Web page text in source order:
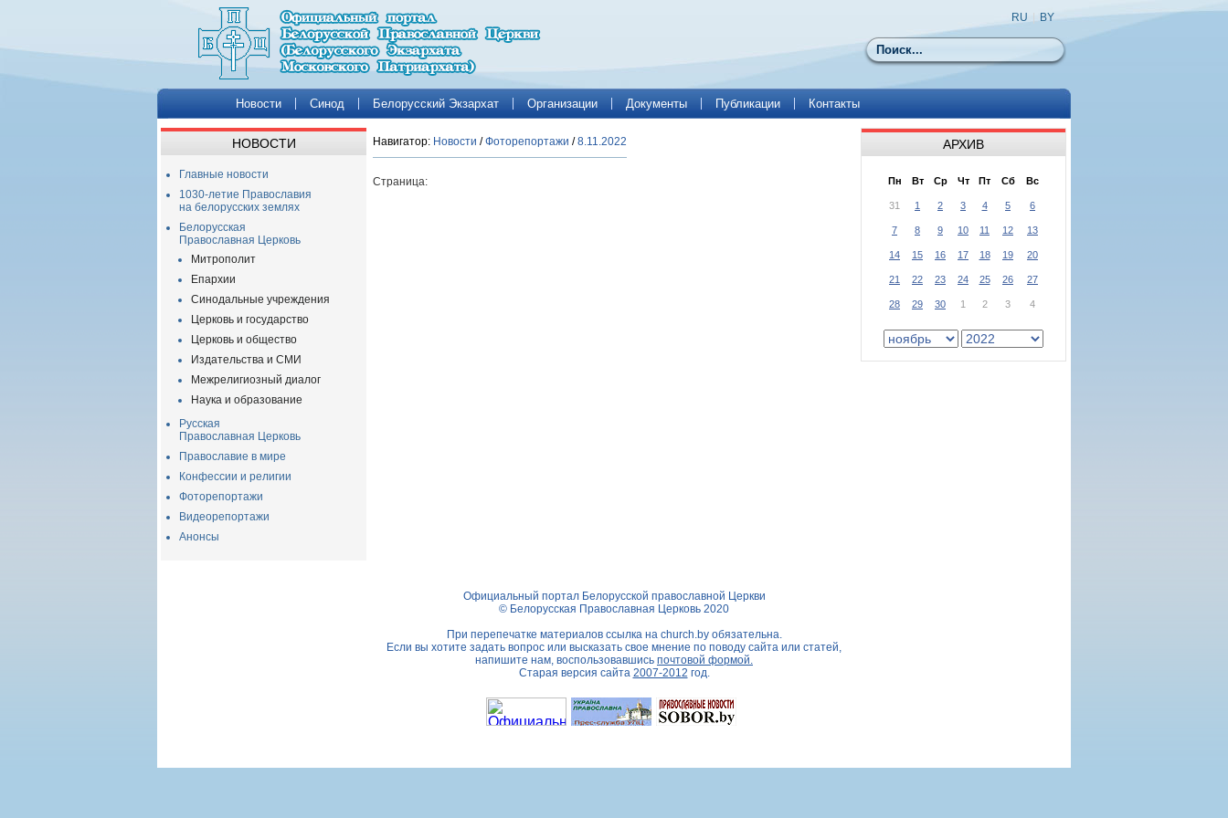
Поиск
RU BY
Новости Синод Белорусский Экзархат Организации Документы Публикации Контакты
НОВОСТИ
Главные новости
1030-летие Православия
на белорусских землях
Белорусская
Православная Церковь
Митрополит
Епархии
Синодальные учреждения
Церковь и государство
Церковь и общество
Издательства и СМИ
Межрелигиозный диалог
Наука и образование
Русская
Православная Церковь
Православие в мире
Конфессии и религии
Фоторепортажи
Видеорепортажи
Анонсы
Навигатор: Новости /Фоторепортажи /8.11.2022
Страница:
АРХИВ
Пн Вт Ср Чт Пт Сб Вс
31 1 2 3 4 5 6
7 8 9 10 11 12 13
14 15 16 17 18 19 20
21 22 23 24 25 26 27
28 29 30 1 2 3 4
Официальный портал Белорусской православной Церкви
© Белорусская Православная Церковь 2020
При перепечатке материалов ссылка на church.byобязательна.
Если вы хотите задать вопрос или высказать свое мнение по поводу сайта или статей,
напишите нам, воспользовавшись почтовой формой.
Старая версия сайта 2007-2012 год.